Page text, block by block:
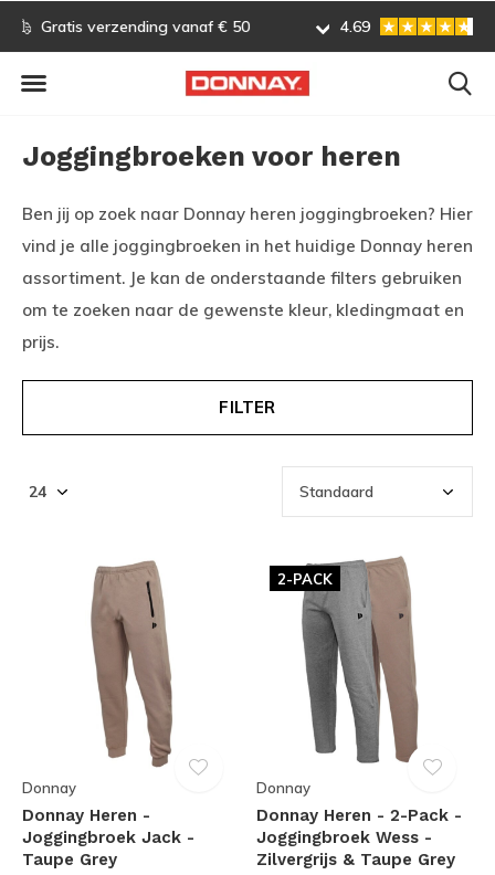
Gratis omruilen Vóór 13:00 uur besteld,
4.69
Joggingbroeken voor heren
Ben jij op zoek naar Donnay heren joggingbroeken? Hier
vind je alle joggingbroeken in het huidige Donnay heren
assortiment. Je kan de onderstaande filters gebruiken
om te zoeken naar de gewenste kleur, kledingmaat en
prijs.
FILTER
Donnay
Donnay Heren -
Joggingbroek Jack -
Taupe Grey
2-PACK
Donnay
Donnay Heren - 2-Pack -
Joggingbroek Wess -
Zilvergrijs & Taupe Grey